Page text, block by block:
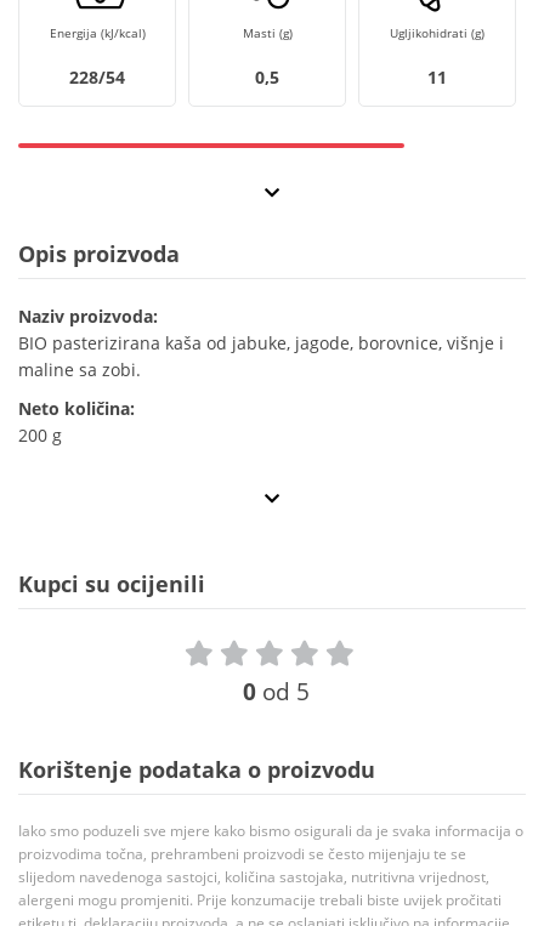
Energija (kJ/kcal)
228/54
Masti (g)
0,5
Ugljikohidrati (g)
11
Opis proizvoda
Naziv proizvoda:
BIO pasterizirana kaša od jabuke, jagode, borovnice, višnje i
maline sa zobi.
Neto količina:
200 g
Kupci su ocijenili
0 od 5
Korištenje podataka o proizvodu
Iako smo poduzeli sve mjere kako bismo osigurali da je svaka informacija o
proizvodima točna, prehrambeni proizvodi se često mijenjaju te se
slijedom navedenoga sastojci, količina sastojaka, nutritivna vrijednost,
alergeni mogu promjeniti. Prije konzumacije trebali biste uvijek pročitati